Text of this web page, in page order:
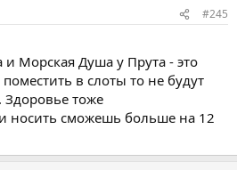
#245
Морская Душа у Прута - это
в слоты то не будут
тоже
и носить сможешь больше на 12